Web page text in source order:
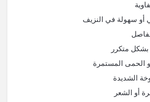
أو سهولة في النزيف
بشكل متكرر
الحمى المستمرة
الشديدة
أو الشعر